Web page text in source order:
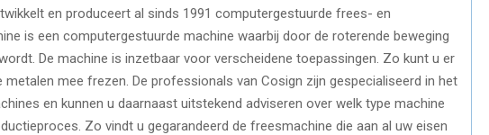
en produceert al sinds 1991 computergestuurde frees- en
is een computergestuurde machine waarbij door de roterende beweging
De machine is inzetbaar voor verscheidene toepassingen. Zo kunt u er
metalen mee frezen. De professionals van Cosign zijn gespecialiseerd in het
en kunnen u daarnaast uitstekend adviseren over welk type machine
Zo vindt u gegarandeerd de freesmachine die aan al uw eisen